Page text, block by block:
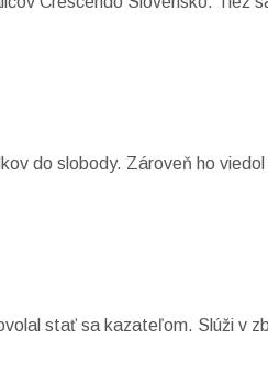
do slobody. Zároveň ho
stať sa kazateľom. Slúži v